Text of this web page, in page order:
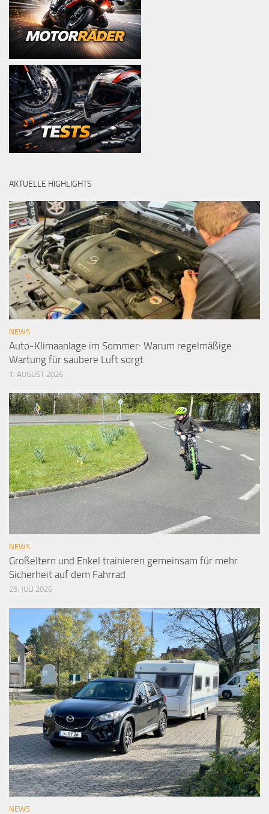
AKTUELLE HIGHLIGHTS
NEWS
Auto-Klimaanlage im Sommer: Warum regelmäßige
Wartung für saubere Luft sorgt
1. AUGUST 2026
NEWS
Großeltern und Enkel trainieren gemeinsam für mehr
Sicherheit auf dem Fahrrad
25. JULI 2026
NEWS